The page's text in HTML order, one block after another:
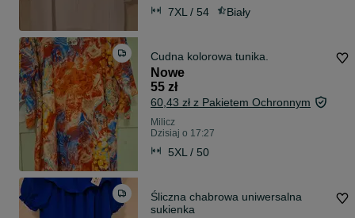
7XL / 54 Biały
Cudna kolorowa tunika.
Nowe
55 zł
60,43 zł z Pakietem Ochronnym
Milicz
Dzisiaj o 17:27
5XL / 50
Śliczna chabrowa uniwersalna
sukienka